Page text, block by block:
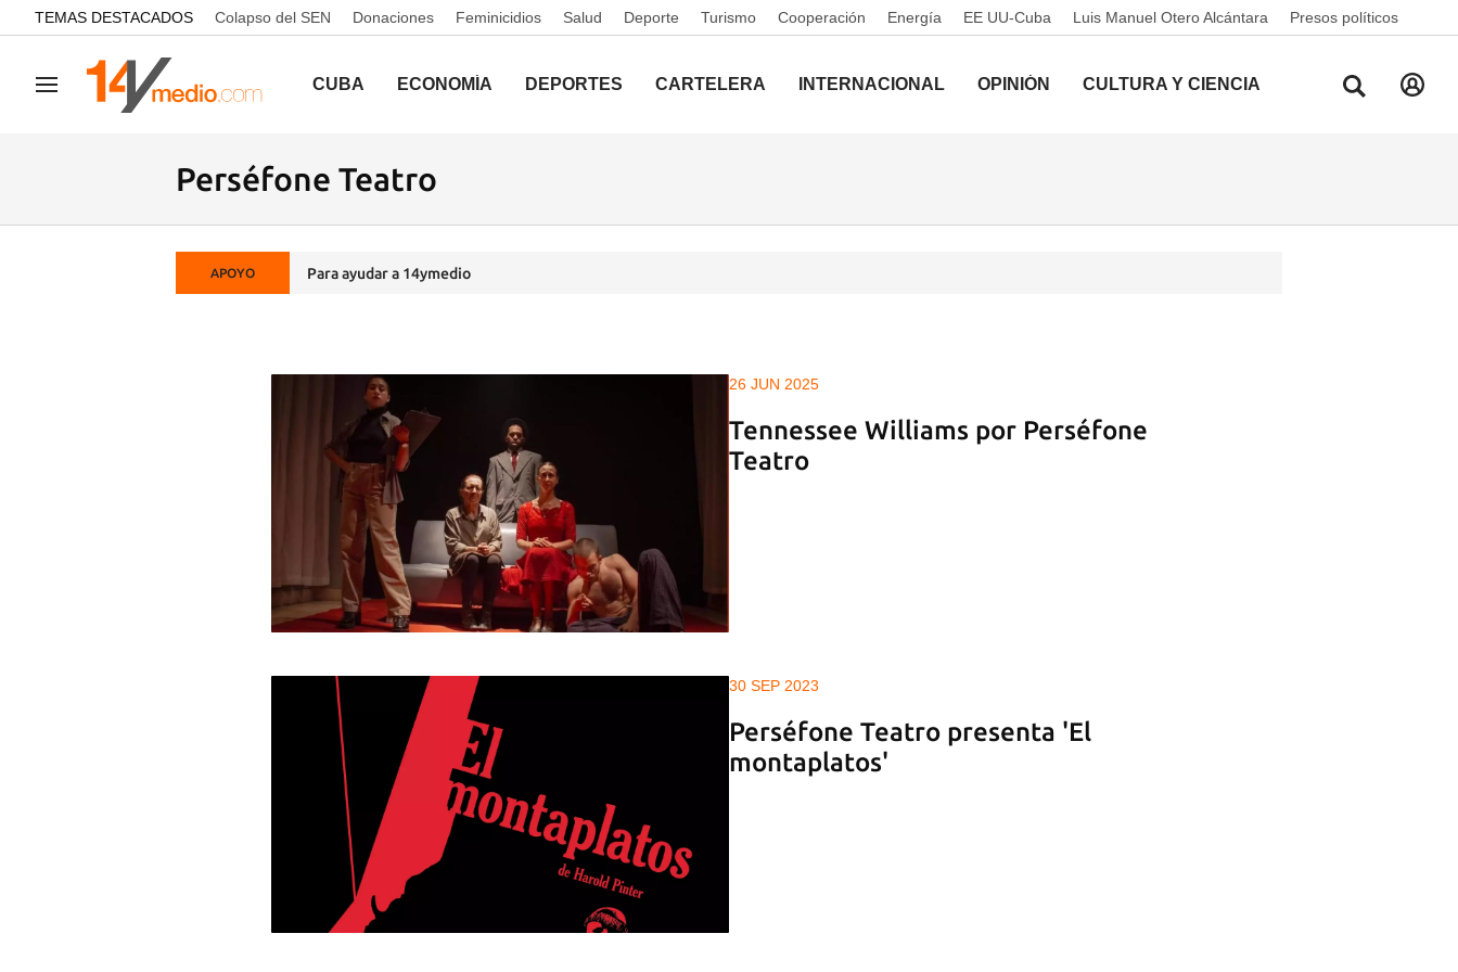
common.go-to-content
TEMAS DESTACADOS Colapso del SEN Donaciones Feminicidios Salud Deporte Turismo Cooperación Energía EE UU-Cuba Luis Manuel Otero Alcántara Presos políticos
Navegación CUBA ECONOMÍA DEPORTES CARTELERA INTERNACIONAL OPINIÓN CULTURA Y CIENCIA
Perséfone Teatro
APOYO Para ayudar a 14ymedio
26 JUN 2025
Tennessee Williams por Perséfone
Teatro
30 SEP 2023
Perséfone Teatro presenta 'El
montaplatos'